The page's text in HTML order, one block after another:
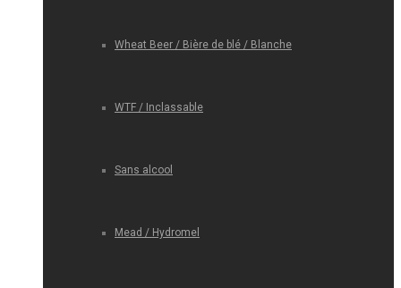
Wheat Beer / Bière de blé / Blanche
WTF / Inclassable
Sans alcool
Mead / Hydromel